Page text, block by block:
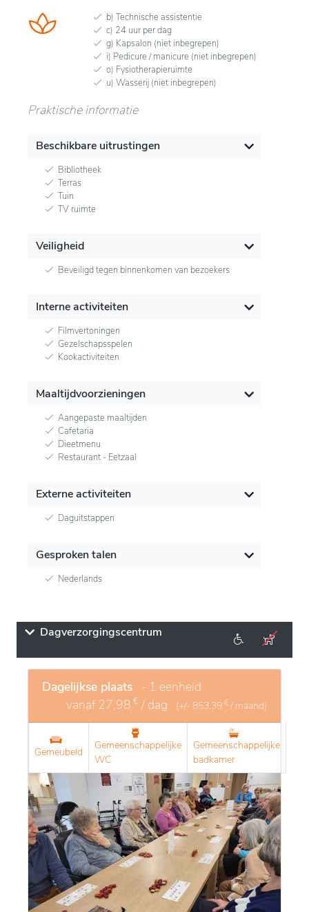
b) Technische assistentie
c) 24 uur per dag
g) Kapsalon (niet inbegrepen)
i) Pedicure / manicure (niet inbegrepen)
o) Fysiotherapieruimte
u) Wasserij (niet inbegrepen)
Praktische informatie
Beschikbare uitrustingen
Bibliotheek
Terras
Tuin
TV ruimte
Veiligheid
Beveiligd tegen binnenkomen van bezoekers
Interne activiteiten
Filmvertoningen
Gezelschapsspelen
Kookactiviteiten
Maaltijdvoorzieningen
Aangepaste maaltijden
Cafetaria
Dieetmenu
Restaurant - Eetzaal
Externe activiteiten
Daguitstappen
Gesproken talen
Nederlands
Dagverzorgingscentrum
Dagelijkse plaats - 1 eenheid
vanaf27,98 € / dag (+/- 853,39 € / maand)
Gemeubeld
Gemeenschappelijke
WC
Gemeenschappelijke
badkamer